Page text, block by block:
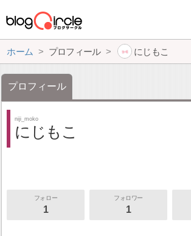
ホーム プロフィール にじもこ
プロフィール
niji_moko
にじもこ
フォロー
1
フォロワー
1